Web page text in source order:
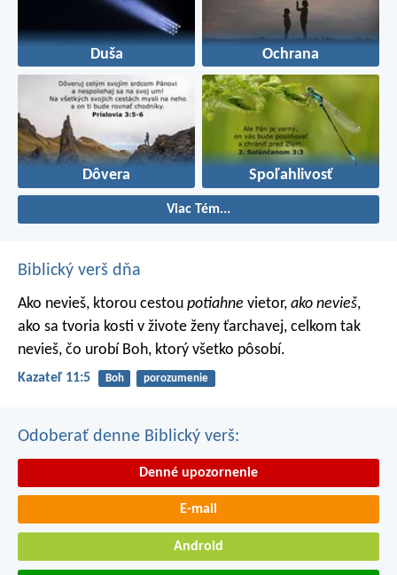
Duša Ochrana
Dôvera Spoľahlivosť
Viac Tém...
Biblický verš dňa
Ako nevieš, ktorou cestou potiahne vietor, ako nevieš,
ako sa tvoria kosti v živote ženy ťarchavej, celkom tak
nevieš, čo urobí Boh, ktorý všetko pôsobí.
Kazateľ 11:5 Boh porozumenie
Odoberať denne Biblický verš:
Denné upozornenie
E-mail
Android